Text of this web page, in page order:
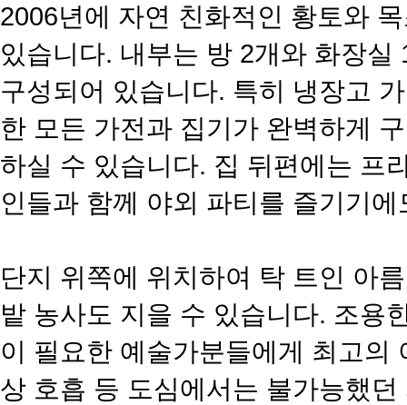
​2006년에 자연 친화적인 황토와
있습니다. 내부는 방 2개와 화장
구성되어 있습니다. 특히 냉장고
한 모든 가전과 집기가 완벽하게
하실 수 있습니다. 집 뒤편에는 프
인들과 함께 야외 파티를 즐기기
단지 위쪽에 위치하여 탁 트인 아
밭 농사도 지을 수 있습니다. 조용
이 필요한 예술가분들에게 최고의
상 호흡 등 도심에서는 불가능했